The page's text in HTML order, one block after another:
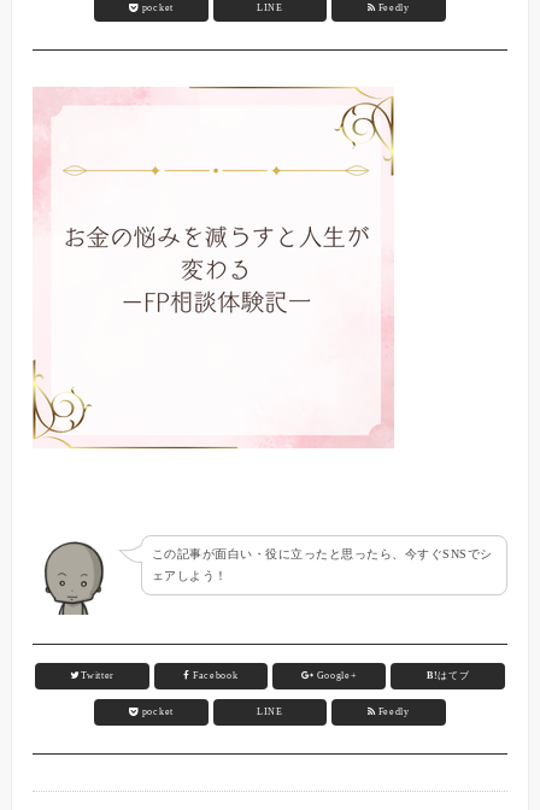
pocket LINE Feedly
この記事が面白い・役に立ったと思ったら、今すぐSNSでシ
ェアしよう！
Twitter Facebook Google+ B!はてブ
pocket LINE Feedly